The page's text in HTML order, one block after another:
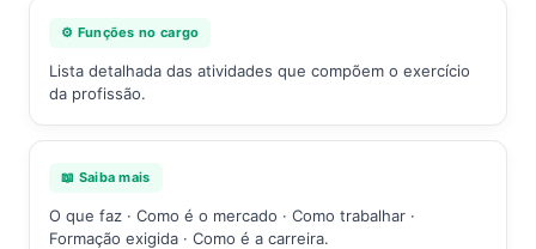
⚙️ Funções no cargo
Lista detalhada das atividades que compõem o exercício
da profissão.
📖 Saiba mais
O que faz · Como é o mercado · Como trabalhar ·
Formação exigida · Como é a carreira.